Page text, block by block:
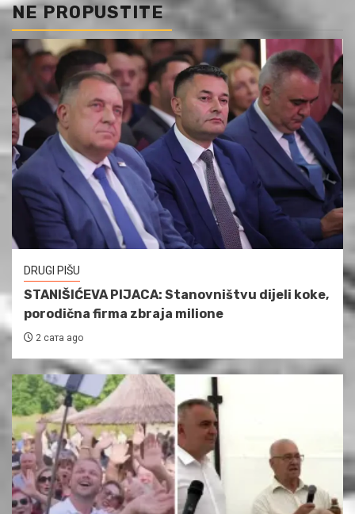
NE PROPUSTITE
DRUGI PIŠU
STANIŠIĆEVA PIJACA: Stanovništvu dijeli koke,
porodična firma zbraja milione
2 сата ago